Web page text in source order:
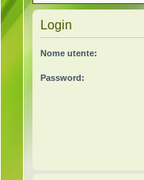
Login
Nome utente:
Password: